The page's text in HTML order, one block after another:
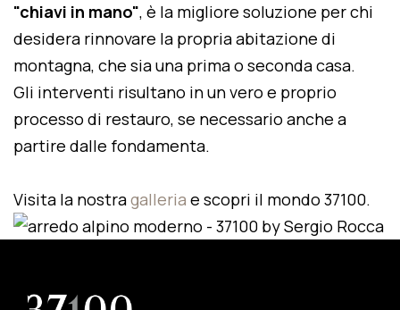
"chiavi in mano", è la migliore soluzione per chi
desidera rinnovare la propria abitazione di
montagna, che sia una prima o seconda casa.
Gli interventi risultano in un vero e proprio
processo di restauro, se necessario anche a
partire dalle fondamenta.
Visita la nostragalleria e scopri il mondo 37100.